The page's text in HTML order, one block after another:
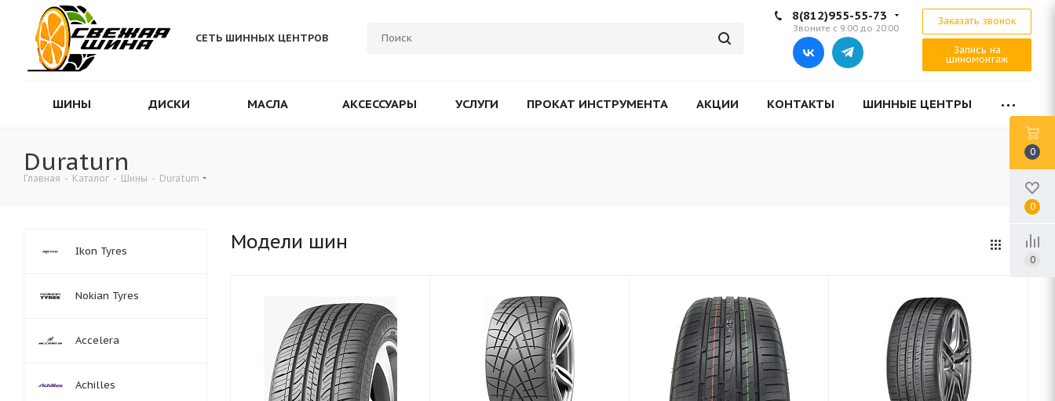
СЕТЬ ШИННЫХ ЦЕНТРОВ
8(812)955-55-73
Звоните с 9:00 до 20:00
Заказать звонок
Запись на
шиномонтаж
ШИНЫ ДИСКИ МАСЛА АКСЕССУАРЫ УСЛУГИ ПРОКАТ ИНСТРУМЕНТА АКЦИИ КОНТАКТЫ ШИННЫЕ ЦЕНТРЫ
Duraturn
Главная - Каталог - Шины - Duraturn
Модели шин
Ikon Tyres
Nokian Tyres
Accelera
Achilles
0
0
0